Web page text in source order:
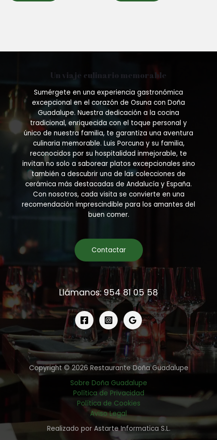
Un viaje culinario memorable
Sumérgete en una experiencia gastronómica
excepcional en el corazón de Osuna con Doña
Guadalupe. Nuestra dedicación a la cocina
tradicional, enriquecida con el toque personal y
único de nuestra familia, te garantiza una aventura
culinaria memorable. Luis Porcuna y su familia,
reconocidos por su hospitalidad inmejorable, te
invitan no solo a saborear platos excepcionales sino
también a descubrir una de las colecciones de
cerámica más destacadas de Andalucía y España.
Con nosotros, cada visita se convierte en una
recomendación imprescindible para los amantes del
buen comer.
Contactar
Llámanos: 954 81 05 58
Copyright © 2026 Restaurante Doña Guadalupe
Sobre Doña Guadalupe
Política de Privacidad
Política de Cookies
Aviso Legal
Realizado por Astarte Informatica S.L.